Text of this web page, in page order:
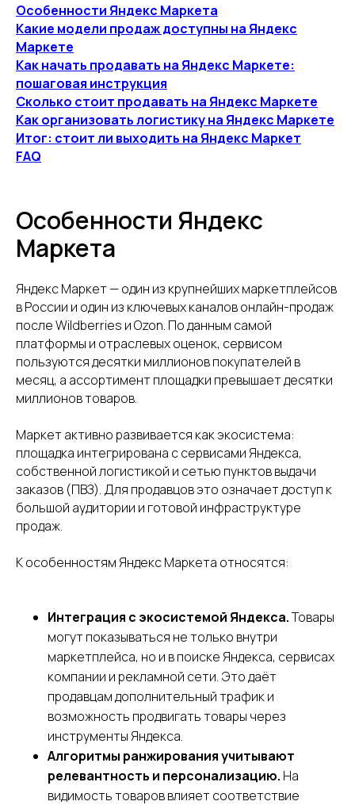
Особенности Яндекс Маркета
Какие модели продаж доступны на Яндекс
Маркете
Как начать продавать на Яндекс Маркете:
пошаговая инструкция
Сколько стоит продавать на Яндекс Маркете
Как организовать логистику на Яндекс Маркете
Итог: стоит ли выходить на Яндекс Маркет
FAQ
Особенности Яндекс
Маркета
Яндекс Маркет — один из крупнейших маркетплейсов
в России и один из ключевых каналов онлайн-продаж
после Wildberries и Ozon. По данным самой
платформы и отраслевых оценок, сервисом
пользуются десятки миллионов покупателей в
месяц, а ассортимент площадки превышает десятки
миллионов товаров.
Маркет активно развивается как экосистема:
площадка интегрирована с сервисами Яндекса,
собственной логистикой и сетью пунктов выдачи
заказов (ПВЗ). Для продавцов это означает доступ к
большой аудитории и готовой инфраструктуре
продаж.
К особенностям Яндекс Маркета относятся:
Интеграция с экосистемой Яндекса.Товары
могут показываться не только внутри
маркетплейса, но и в поиске Яндекса, сервисах
компании и рекламной сети. Это даёт
продавцам дополнительный трафик и
возможность продвигать товары через
инструменты Яндекса.
Алгоритмы ранжирования учитывают
релевантность и персонализацию. На
видимость товаров влияет соответствие